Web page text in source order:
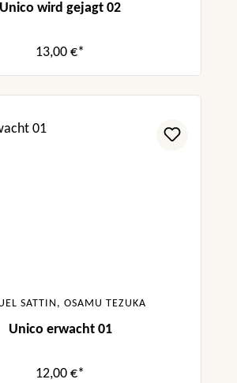
Unico wird gejagt 02
13,00 €*
SATTIN, OSAMU TEZUKA
Unico erwacht 01
12,00 €*